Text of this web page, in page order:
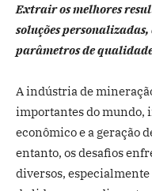
Extrair os melhores
soluções
parâmetros de
A indústria de
importantes do mundo,
econômico e a geração
entanto, os desafios
diversos,